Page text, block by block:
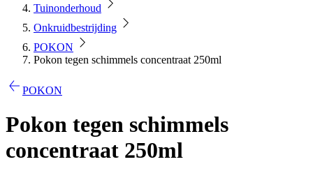
Tuinonderhoud
Onkruidbestrijding
POKON
Pokon tegen schimmels concentraat 250ml
POKON
Pokon tegen schimmels
concentraat 250ml